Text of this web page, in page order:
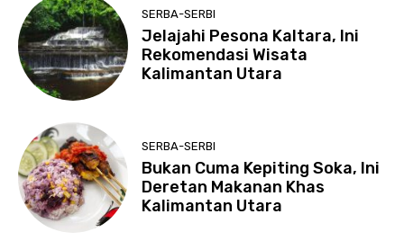
SERBA-SERBI
Jelajahi Pesona Kaltara, Ini
Rekomendasi Wisata
Kalimantan Utara
SERBA-SERBI
Bukan Cuma Kepiting Soka, Ini
Deretan Makanan Khas
Kalimantan Utara